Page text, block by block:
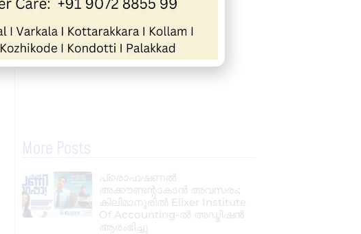
More Posts
പ്രൊഫഷണൽ
അക്കൗണ്ടന്റാകാൻ അവസരം;
കിലിമാനൂരിൽ Elixer Institute
Of Accounting-ൽ അഡ്മിഷൻ
ആരംഭിച്ചു